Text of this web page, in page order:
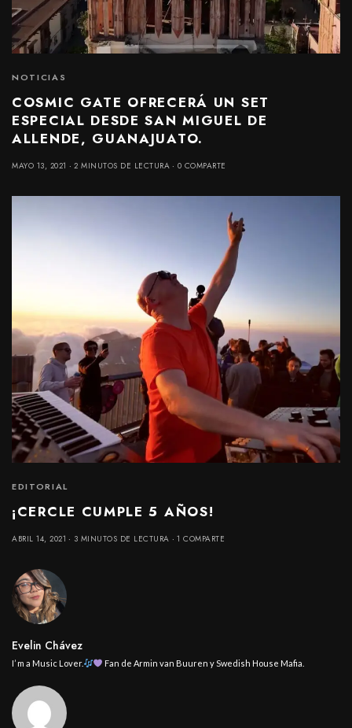
NOTICIAS
COSMIC GATE OFRECERÁ UN SET
ESPECIAL DESDE SAN MIGUEL DE
ALLENDE, GUANAJUATO.
MAYO 13, 2021 2 MINUTOS DE LECTURA 0 COMPARTE
EDITORIAL
¡CERCLE CUMPLE 5 AÑOS!
ABRIL 14, 2021 3 MINUTOS DE LECTURA 1 COMPARTE
Evelin Chávez
I’ m a Music Lover. Fan de Armin van Buuren y Swedish House Mafia.